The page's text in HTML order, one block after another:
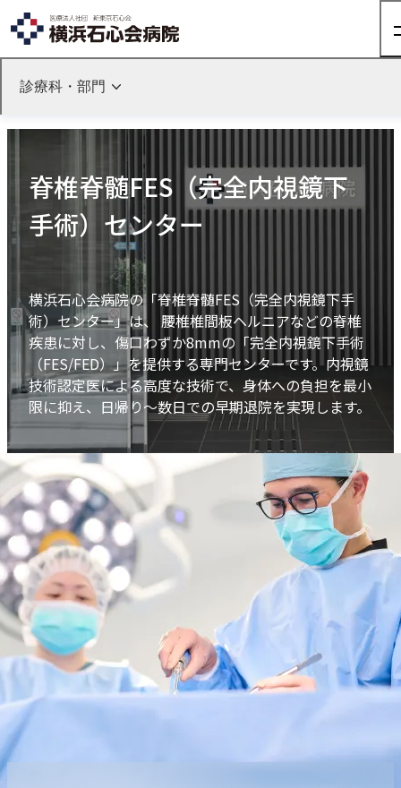
〒230-0062 横浜市鶴見区豊岡町21-1
TEL：045-581-1417（代表）
交通アクセスはこちら
診療予約
TEL：045-581-1417
電話受付時間
来院される方へ
来院される方へTOP
外来のご案内
入院のご案内
健診・人間ドック
人間ドック
健康診断
外来担当表
交通アクセス
診療科・部門紹介
診療科・部門紹介TOP
整形外科
関節外科
脊椎脊髄FES（完全内視鏡下手術）センター
股関節外来
肩
内科
糖尿病内科
循環器内科
消化器内科
乳腺外科
内視鏡検査
麻酔科
睡眠時無呼吸症候群
（SAS）外来
リハビリテーション科
病院について
病院についてTOP
院長ご挨拶
医療機器紹介
SDGsへの取り組み
「人を対象とする医学系研究の倫理指針」に基づく情
報公開
採用情報
採用情報TOP
医師採用
看護師採用
医療技術職採用
事務職その他採用
その他
よくあるご質問
お知らせ
医療関係者の方へ
厚生労働省大臣が定める掲示事項
患者さんの権利と義務
取材・撮影ご希望の方へ
ホーム
診療科・部門紹介
脊椎脊髄FES（完全内視鏡下
手術）センター
横浜石心会病院の「脊椎脊髄FES（完全内視鏡下手
術）センター」は、 腰椎椎間板ヘルニアなどの脊椎
疾患に対し、傷口わずか8mmの「完全内視鏡下手術
（FES/FED）」を提供する専門センターです。内視鏡
技術認定医による高度な技術で、身体への負担を最小
限に抑え、日帰り～数日での早期退院を実現します。
診療科・部門
整形外科
関節外科
脊椎脊髄FES（完全内視鏡下手術）センター
股関節外来
肩
内科
糖尿病内科
循環器内科
消化器内科
乳腺外科
内視鏡検査
麻酔科
睡眠時無呼吸症候群（SAS）外来
リハビリテーション科